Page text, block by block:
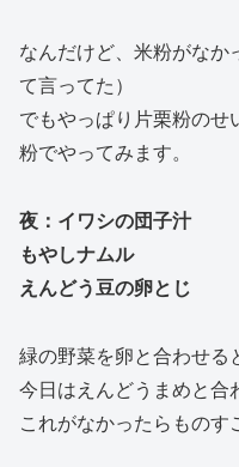
なんだけど、米粉がなか
て言ってた）
でもやっぱり片栗粉の
粉でやってみます。
夜：イワシの団子汁
もやしナムル
えんどう豆の卵とじ
緑の野菜を卵と合わせる
今日はえんどうまめと合
これがなかったらものす